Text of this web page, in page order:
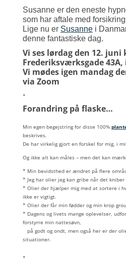
Susanne er den eneste
som har aftale med
Lige nu er Susannei
denne fantastiske dag.
Vi ses lørdag den 12. juni
Frederiksværksgade 43A,
Vi mødes igen mandag
via Zoom
*
Forandring på flaske…
Min egen begejstring for disse 100%
beskrives.
De har virkelig gjort en forskel for mig, i
Og ikke alt kan måles – men det kan
* Min bevidsthed er ændret på flere
* Jeg har olier jeg kan gribe når det
* Olier der hjælper mig med at sortere i
ikke er vigtigt.
* Olier der får min fødder og min krop
* Dagens og livets mange oplevelser,
forstyrre min nattesøvn,
på godt og ondt, men også her er der
situationer.
*